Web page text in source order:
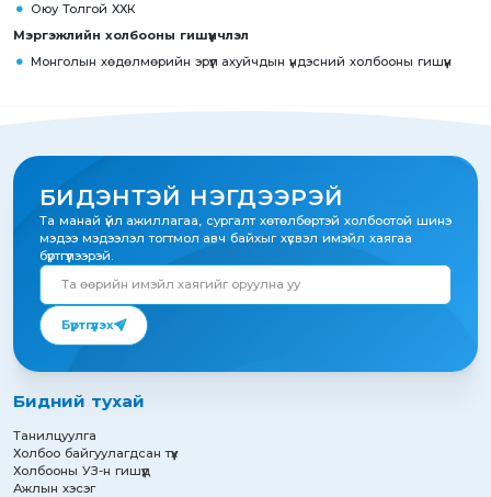
Оюу Толгой ХХК
Мэргэжлийн холбооны гишүүнчлэл
Монголын хөдөлмөрийн эрүүл ахуйчдын үндэсний холбооны гишүүн
БИДЭНТЭЙ НЭГДЭЭРЭЙ
Та манай үйл ажиллагаа, сургалт хөтөлбөртэй холбоотой шинэ
мэдээ мэдээлэл тогтмол авч байхыг хүсвэл имэйл хаягаа
бүртгүүлээрэй.
Бүртгүүлэх
Бидний тухай
Танилцуулга
Холбоо байгуулагдсан түүх
Холбооны УЗ-н гишүүд
Ажлын хэсэг